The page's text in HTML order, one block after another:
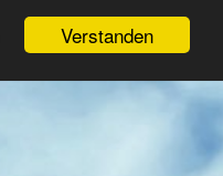
Verstanden